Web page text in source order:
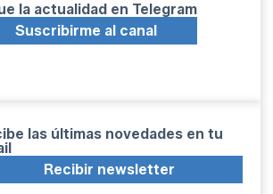
la actualidad en Telegram
Suscribirme al canal
las últimas novedades en tu
Recibir newsletter